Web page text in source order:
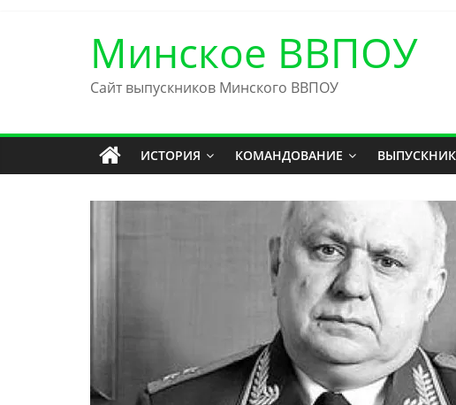
Минское ВВПОУ
Сайт выпускников Минского ВВПОУ
ИСТОРИЯ КОМАНДОВАНИЕ